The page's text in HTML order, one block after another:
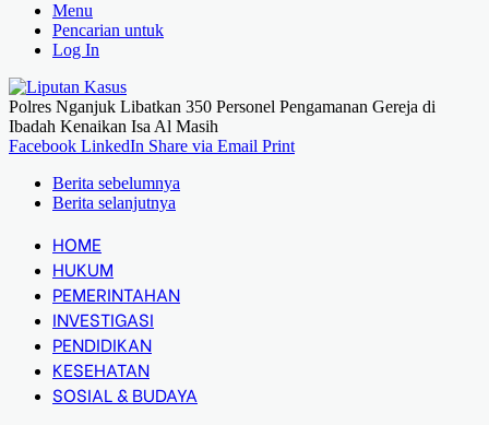
Menu
Pencarian untuk
Log In
Polres Nganjuk Libatkan 350 Personel Pengamanan Gereja di
Ibadah Kenaikan Isa Al Masih
Facebook LinkedIn Share via Email Print
Berita sebelumnya
Berita selanjutnya
HOME
HUKUM
PEMERINTAHAN
INVESTIGASI
PENDIDIKAN
KESEHATAN
SOSIAL & BUDAYA